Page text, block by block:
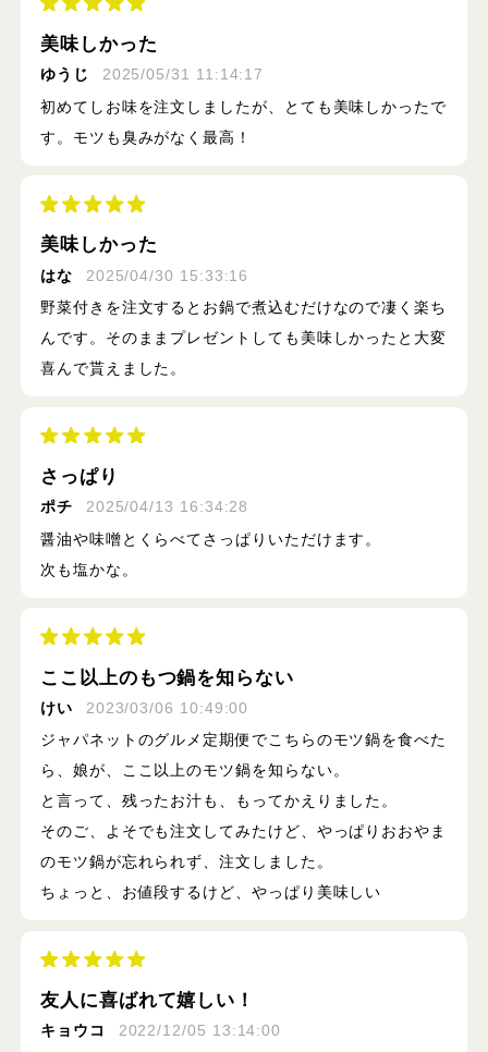
美味しかった
ゆうじ
2025/05/31 11:14:17
初めてしお味を注文しましたが、とても美味しかったで
す。モツも臭みがなく最高！
美味しかった
はな
2025/04/30 15:33:16
野菜付きを注文するとお鍋で煮込むだけなので凄く楽ち
んです。そのままプレゼントしても美味しかったと大変
喜んで貰えました。
さっぱり
ポチ
2025/04/13 16:34:28
醤油や味噌とくらべてさっぱりいただけます。
次も塩かな。
ここ以上のもつ鍋を知らない
けい
2023/03/06 10:49:00
ジャパネットのグルメ定期便でこちらのモツ鍋を食べた
ら、娘が、ここ以上のモツ鍋を知らない。
と言って、残ったお汁も、もってかえりました。
そのご、よそでも注文してみたけど、やっぱりおおやま
のモツ鍋が忘れられず、注文しました。
ちょっと、お値段するけど、やっぱり美味しい
友人に喜ばれて嬉しい！
キョウコ 2022/12/05 13:14:00